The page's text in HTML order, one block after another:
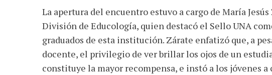
La apertura del encuentro estuvo a cargo de María
División de Educología, quien destacó el Sello UNA
graduados de esta institución. Zárate enfatizó que, a
docente, el privilegio de ver brillar los ojos de un
constituye la mayor recompensa, e instó a los jóvenes